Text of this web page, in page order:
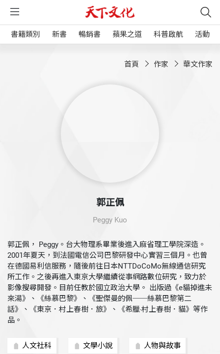
書籍類別 新書 暢銷書 蘋果之道 科普啟航 活動
首頁 作家 華文作家
郭正佩
Peggy Kuo
郭正佩， Peggy。台大物理系畢業後進入麻省理工學院深造。
2001年夏天，到法國電信公司巴黎研發中心實習三個月。也曾
在德國易利信服務，隨後前往日本NTTDoCoMo無線通信研究
所工作。之後再進入東京大學繼續從事網路數位研究，致力於
影像搜尋開發。目前任教於國立政治大學。 出版過《e貓掉進未
來湯》、《絲慕巴黎》、《聖傑曼的佩──絲慕巴黎第二
話》、《東京．村上春樹．旅》、《希臘‧村上春樹．貓》等作
品。
人文社科 文學小說 人物與故事